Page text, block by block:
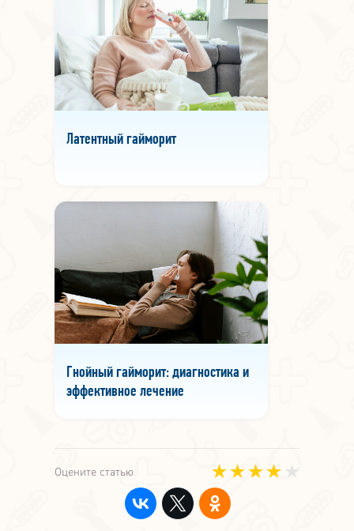
Латентный гайморит
Гнойный гайморит: диагностика и
эффективное лечение
Оцените статью